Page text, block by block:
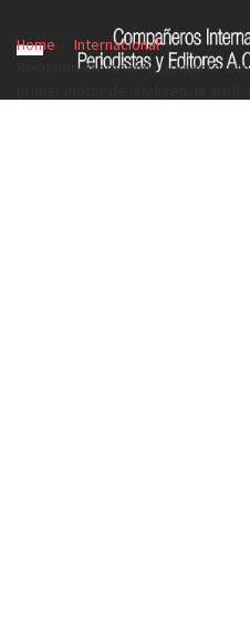
Home
Internacional
Resumen: Metanomic adquiere
primer motor de inteligencia